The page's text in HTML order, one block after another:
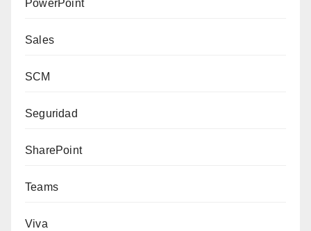
PowerPoint
Sales
SCM
Seguridad
SharePoint
Teams
Viva